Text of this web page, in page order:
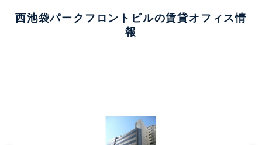
西池袋パークフロントビルの賃貸オフィス情
報